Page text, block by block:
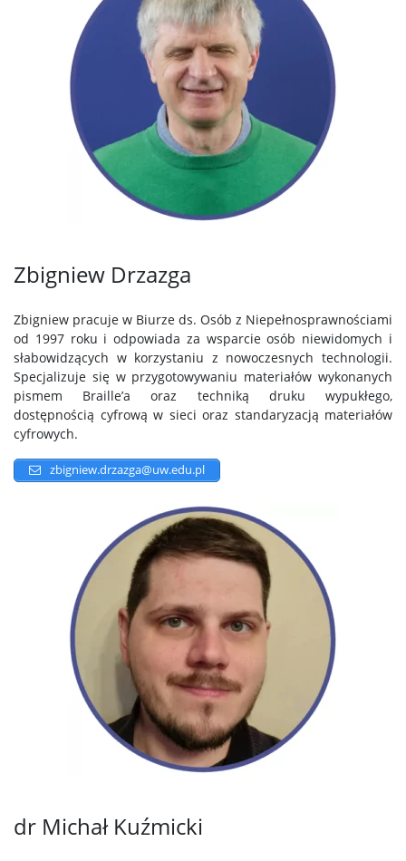
Zbigniew Drzazga
Zbigniew pracuje w Biurze ds. Osób z Niepełnosprawnościami
od 1997 roku i odpowiada za wsparcie osób niewidomych i
słabowidzących w korzystaniu z nowoczesnych technologii.
Specjalizuje się w przygotowywaniu materiałów wykonanych
pismem Braille’a oraz techniką druku wypukłego,
dostępnością cyfrową w sieci oraz standaryzacją materiałów
cyfrowych.
zbigniew.drzazga@uw.edu.pl
dr Michał Kuźmicki